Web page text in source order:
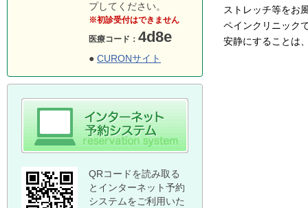
ストレッチ等をお
ペインクリニック
安静にすることは
プしてください。
※初診受付はできません
医療コード： 4d8e
● CURONサイト
QRコードを読み取る
とインターネット予約
システムをご利用いた